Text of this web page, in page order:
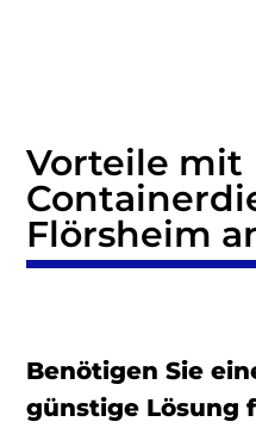
Vorteile mit
Flörsheim
Benötigen Sie
günstige Lösung